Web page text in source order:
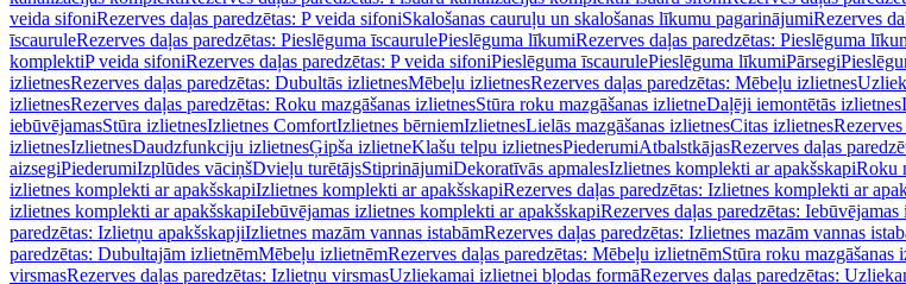
veida sifoniRezerves daļas paredzētas: P veida sifoniSkalošanas cauruļu un skalošanas līkumu pagarinājumiRezerves
īscauruleRezerves daļas paredzētas: Pieslēguma īscaurulePieslēguma līkumiRezerves daļas paredzētas: Pieslēguma
komplektiP veida sifoniRezerves daļas paredzētas: P veida sifoniPieslēguma īscaurulePieslēguma līkumiPārsegi
izlietnesRezerves daļas paredzētas: Dubultās izlietnesMēbeļu izlietnesRezerves daļas paredzētas: Mēbeļu izlietnes
izlietnesRezerves daļas paredzētas: Roku mazgāšanas izlietnesStūra roku mazgāšanas izlietneDaļēji iemontētās izlietnes
iebūvējamasStūra izlietnesIzlietnes ComfortIzlietnes bērniemIzlietnesLielās mazgāšanas izlietnesCitas izlietnes
izlietnesIzlietnesDaudzfunkciju izlietnesĢipša izlietneKlašu telpu izlietnesPiederumiAtbalstkājasRezerves daļas
aizsegiPiederumiIzplūdes vāciņšDvieļu turētājsStiprinājumiDekoratīvās apmalesIzlietnes komplekti ar apakšskapiRoku
izlietnes komplekti ar apakšskapiIzlietnes komplekti ar apakšskapiRezerves daļas paredzētas: Izlietnes komplekti ar
izlietnes komplekti ar apakšskapiIebūvējamas izlietnes komplekti ar apakšskapiRezerves daļas paredzētas:
paredzētas: Izlietņu apakšskapjiIzlietnes mazām vannas istabāmRezerves daļas paredzētas: Izlietnes mazām vannas
paredzētas: Dubultajām izlietnēmMēbeļu izlietnēmRezerves daļas paredzētas: Mēbeļu izlietnēmStūra roku mazgāšanas
virsmasRezerves daļas paredzētas: Izlietņu virsmasUzliekamai izlietnei bļodas formāRezerves daļas paredzētas: